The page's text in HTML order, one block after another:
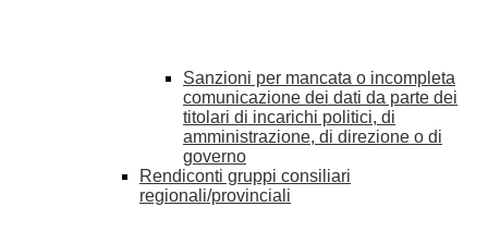
Sanzioni per mancata o incompleta
comunicazione dei dati da parte dei
titolari di incarichi politici, di
amministrazione, di direzione o di
governo
Rendiconti gruppi consiliari
regionali/provinciali